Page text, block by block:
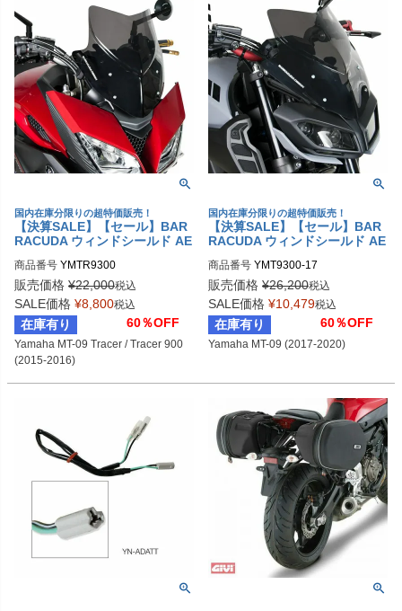
国内在庫分限りの超特価販売！
【決算SALE】【セール】BAR
RACUDA ウィンドシールド AE
cer / Tracer 900 (2015-2016)
商品番号 YMTR9300
販売価格 ¥22,000税込
SALE価格 ¥8,800税込
在庫有り 60％OFF
Yamaha MT-09 Tracer / Tracer 900
(2015-2016)
国内在庫分限りの超特価販売！
【決算SALE】【セール】BAR
RACUDA ウィンドシールド AE
17-2020)
商品番号 YMT9300-17
販売価格 ¥26,200税込
SALE価格 ¥10,479税込
在庫有り 60％OFF
Yamaha MT-09 (2017-2020)